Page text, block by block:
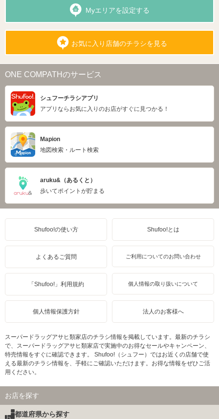
Myエリアを設定する
お気に入り店舗のチラシを見る
ONE COMPATHのサービス
シュフーチラシアプリ
アプリならお気に入りのお店がすぐに見つかる！
Mapion
地図検索・ルート検索
aruku&（あるくと）
歩いてポイントが貯まる
Shufoo!の使い方 Shufoo!とは
よくあるご質問 ご利用についてのお問い合わせ
「Shufoo!」利用規約 個人情報の取り扱いについて
個人情報保護方針 法人のお客様へ
スーパードラッグアサヒ類家店のチラシ情報を掲載しています。最新のチラシ
で、スーパードラッグアサヒ類家店で実施中のお得なセールやキャンペーン、
特売情報をすぐに確認できます。 Shufoo!（シュフー）ではお近くの店舗で使
える最新のチラシ情報を、手軽にご確認いただけます。お得な情報をぜひご活
用ください。
お店を探す
都道府県から探す